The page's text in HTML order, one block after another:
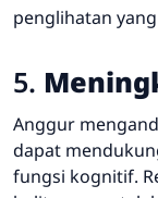
penglihatan
5.
Anggur
dapat
fungsi kognitif.